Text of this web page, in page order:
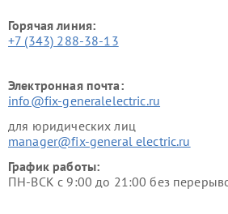
Горячая линия:
+7 (343) 288-38-13
Электронная почта:
info@fix-generalelectric.ru
для юридических лиц
manager@fix-general electric.ru
График работы:
ПН-ВСК с 9:00 до 21:00 без